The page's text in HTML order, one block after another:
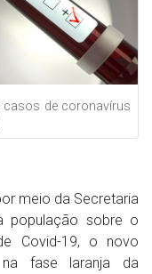
casos de coronavírus
meio da Secretaria
população sobre o
Covid-19, o novo
na fase laranja da